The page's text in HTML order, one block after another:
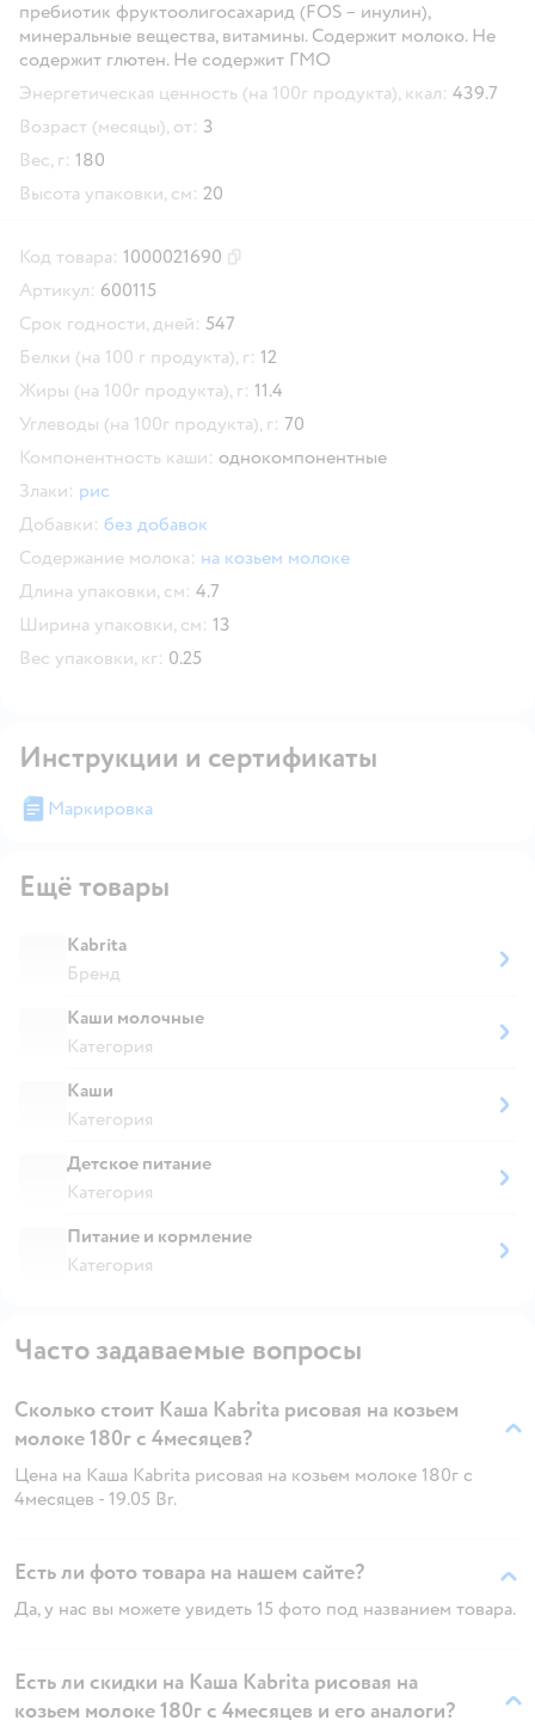
пребиотик фруктоолигосахарид (FOS – инулин),
минеральные вещества, витамины. Содержит молоко. Не
содержит глютен. Не содержит ГМО
Энергетическая ценность (на 100г продукта), ккал: 439.7
Возраст (месяцы), от: 3
Вес, г: 180
Высота упаковки, см: 20
Код товара: 1000021690
Артикул: 600115
Срок годности, дней: 547
Белки (на 100 г продукта), г: 12
Жиры (на 100г продукта), г: 11.4
Углеводы (на 100г продукта), г: 70
Компонентность каши: однокомпонентные
Злаки: рис
Добавки: без добавок
Содержание молока: на козьем молоке
Длина упаковки, см: 4.7
Ширина упаковки, см: 13
Вес упаковки, кг: 0.25
Инструкции и сертификаты
Маркировка
Ещё товары
Kabrita
Бренд
Каши молочные
Категория
Каши
Категория
Детское питание
Категория
Питание и кормление
Категория
Часто задаваемые вопросы
Сколько стоит Каша Kabrita рисовая на козьем
молоке 180г с 4месяцев?
Цена на Каша Kabrita рисовая на козьем молоке 180г с
4месяцев - 19.05 Br.
Есть ли фото товара на нашем сайте?
Да, у нас вы можете увидеть 15 фото под названием товара.
Есть ли скидки на Каша Kabrita рисовая на
козьем молоке 180г с 4месяцев и его аналоги?